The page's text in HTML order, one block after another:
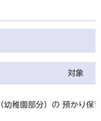
対象
幼稚園部分）の 預かり保